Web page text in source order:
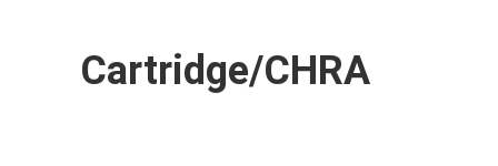
Cartridge/CHRA